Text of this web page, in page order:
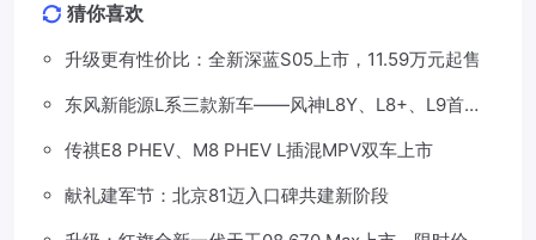
猜你喜欢
升级更有性价比：全新深蓝S05上市，11.59万元起售
东风新能源L系三款新车——风神L8Y、L8+、L9首发
传祺E8 PHEV、M8 PHEV L插混MPV双车上市
献礼建军节：北京81迈入口碑共建新阶段